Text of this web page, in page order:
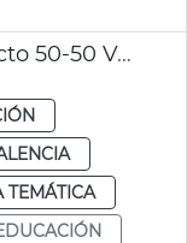
Convocatoria escolar proyecto 50-50 València
TEMÁTICA